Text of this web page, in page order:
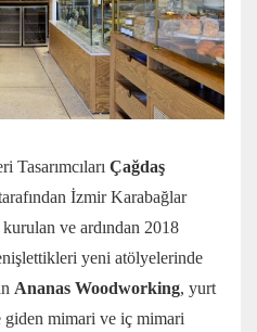
Tasarımcıları Çağdaş
İzmir Karabağlar
ve ardından 2018
yeni atölyelerinde
Ananas Woodworking, yurt
giden mimari ve iç mimari